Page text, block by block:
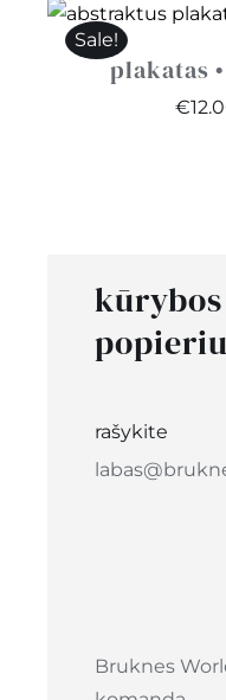
Sale!
plakatas
€
rašykite
Bruknes